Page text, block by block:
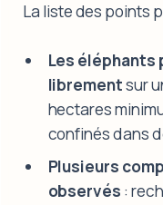
La liste des points
Les éléphants
librementsur
hectares
confinés dans
Plusieurs
observés :